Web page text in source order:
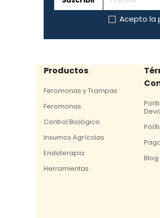
Acepto la
Productos
Feromonas y Trampas
Feromonas
Control Biológico
Insumos Agrícolas
Endoterapia
Herramientas
Blog